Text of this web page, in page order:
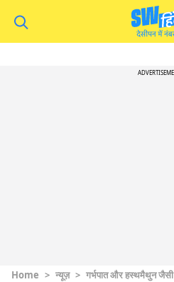
Home > न्यूज़ > गर्भपात और हस्थमैथुन